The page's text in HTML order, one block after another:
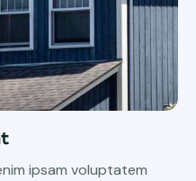
ipsam voluptatem